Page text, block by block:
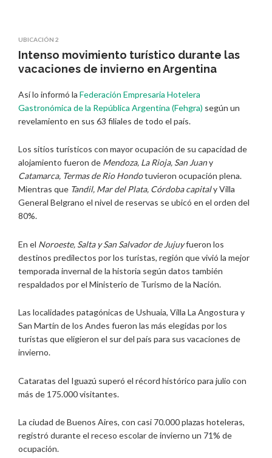
UBICACIÓN 2
Intenso movimiento turístico durante las
vacaciones de invierno en Argentina
Así lo informó la Federación Empresaria Hotelera
Gastronómica de la República Argentina (Fehgra) según un
revelamiento en sus 63 filiales de todo el país.
Los sitios turísticos con mayor ocupación de su capacidad de
alojamiento fueron de Mendoza, La Rioja, San Juany
Catamarca, Termas de Rio Hondotuvieron ocupación plena.
Mientras que Tandil, Mar del Plata, Córdoba capitaly Villa
General Belgrano el nivel de reservas se ubicó en el orden del
80%.
En el Noroeste, Salta y San Salvador de Jujuyfueron los
destinos predilectos por los turistas, región que vivió la mejor
temporada invernal de la historia según datos también
respaldados por el Ministerio de Turismo de la Nación.
Las localidades patagónicas de Ushuaia, Villa La Angostura y
San Martín de los Andes fueron las más elegidas por los
turistas que eligieron el sur del país para sus vacaciones de
invierno.
Cataratas del Iguazú superó el récord histórico para julio con
más de 175.000 visitantes.
La ciudad de Buenos Aires, con casi 70.000 plazas hoteleras,
registró durante el receso escolar de invierno un 71% de
ocupación.